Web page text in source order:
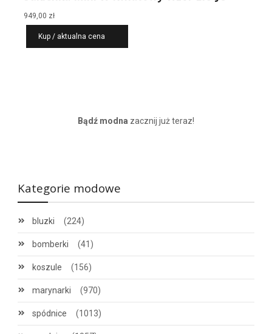
949,00 zł
Kup / aktualna cena
Bądź modna zacznij już teraz!
Kategorie modowe
bluzki (224)
bomberki (41)
koszule (156)
marynarki (970)
spódnice (1013)